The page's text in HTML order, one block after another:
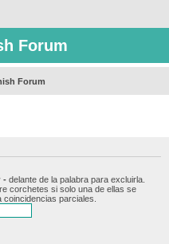
Forum
Forum
- delante de la palabra para excluirla.
corchetes si solo una de ellas se
parciales.